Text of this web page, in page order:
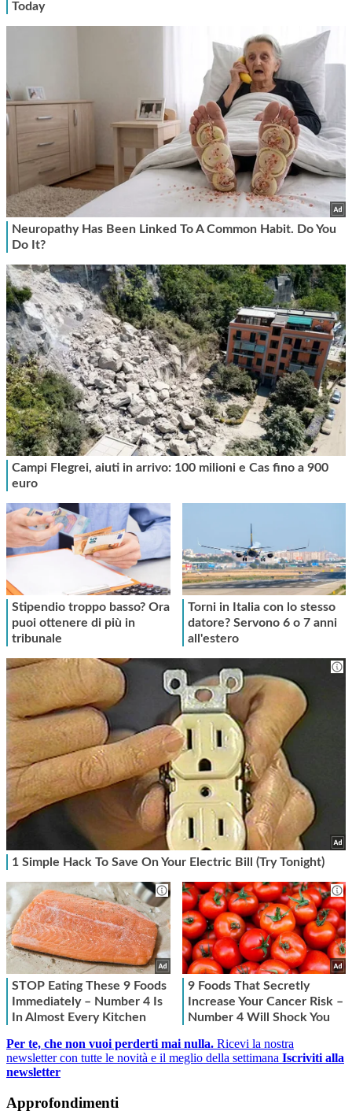
Per te, che non vuoi perderti mai nulla. Ricevi la nostra
newsletter con tutte le novità e il meglio della settimana Iscriviti alla
newsletter
Approfondimenti